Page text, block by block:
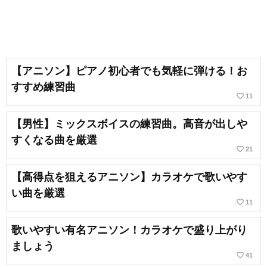
【アニソン】ピアノ初心者でも気軽に弾ける！お
すすめ練習曲
favorite_border 11
【男性】ミックスボイスの練習曲。高音が出しや
すくなる曲を厳選
favorite_border 21
【高得点を狙えるアニソン】カラオケで歌いやす
い曲を厳選
favorite_border 11
歌いやすい有名アニソン！カラオケで盛り上がり
ましょう
favorite_border 41